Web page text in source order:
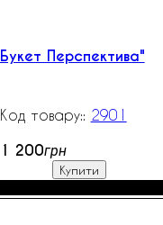
Букет Перспектива"
2901
1 200грн
Купити